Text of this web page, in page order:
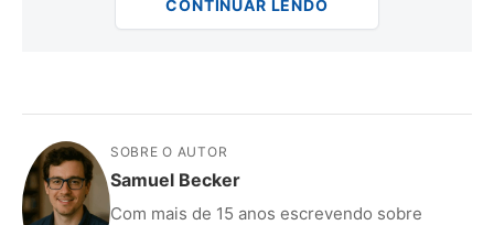
CONTINUAR LENDO
SOBRE O AUTOR
Samuel Becker
Com mais de 15 anos escrevendo sobre